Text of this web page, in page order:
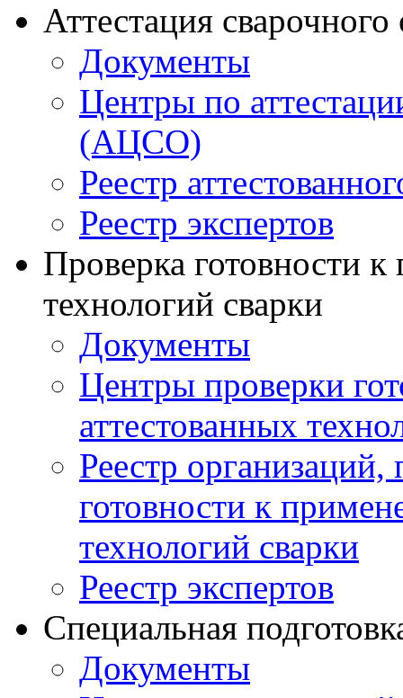
Аттестация
Документы
Центры по
(АЦСО)
Реестр
Реестр экспертов
Проверка готовности
технологий сварки
Документы
Центры проверки
аттестованных
Реестр
готовности к
технологий сварки
Реестр экспертов
Специальная
Документы